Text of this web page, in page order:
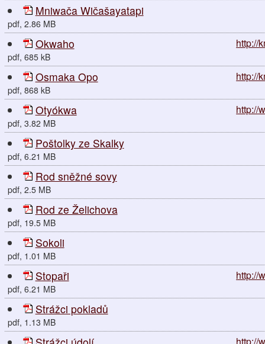
Mniwača Wičašayatapi
pdf, 2.86 MB
Okwaho http://
pdf, 685 kB
Osmaka Opo http://
pdf, 868 kB
Otyókwa http://
pdf, 3.82 MB
Poštolky ze Skalky
pdf, 6.21 MB
Rod sněžné sovy
pdf, 2.5 MB
Rod ze Želichova
pdf, 19.5 MB
Sokoli
pdf, 1.01 MB
Stopaři http://
pdf, 6.21 MB
Strážci pokladů
pdf, 1.13 MB
http://